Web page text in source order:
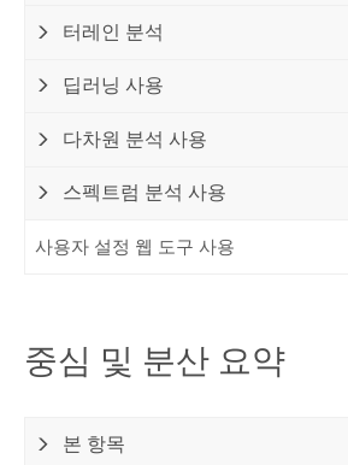
터레인 분석
딥러닝 사용
다차원 분석 사용
스펙트럼 분석 사용
사용자 설정 웹 도구 사용
중심 및 분산 요약
본 항목